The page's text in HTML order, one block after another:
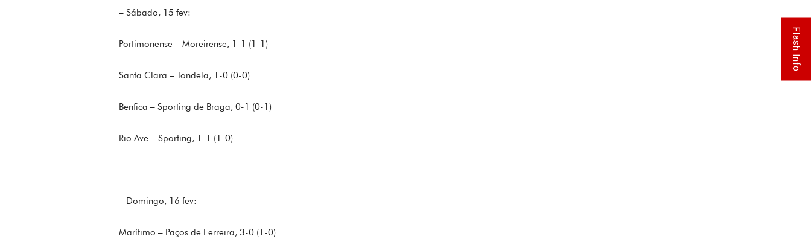
– Sábado, 15 fev:
Portimonense – Moreirense, 1-1 (1-1)
Santa Clara – Tondela, 1-0 (0-0)
Benfica – Sporting de Braga, 0-1 (0-1)
Rio Ave – Sporting, 1-1 (1-0)
– Domingo, 16 fev:
Marítimo – Paços de Ferreira, 3-0 (1-0)
Flash Info